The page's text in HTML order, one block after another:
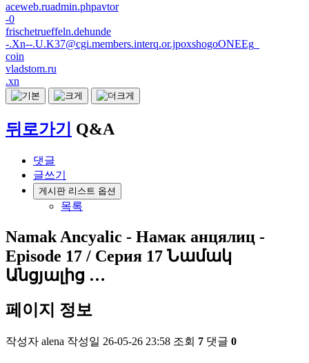
aceweb.ruadmin.phpavtor
-0
frischetrueffeln.dehunde
-.Xn--.U.K37@cgi.members.interq.or.jpoxshogoONEEg_
coin
vladstom.ru
.xn
뒤로가기 Q&A
댓글
글쓰기
게시판 리스트 옵션
목록
Namak Ancyalic - Намак анцялиц -
Episode 17 / Серия 17 Նամակ
Անցյալից …
페이지 정보
작성자 alena 작성일 26-05-26 23:58 조회 7 댓글 0